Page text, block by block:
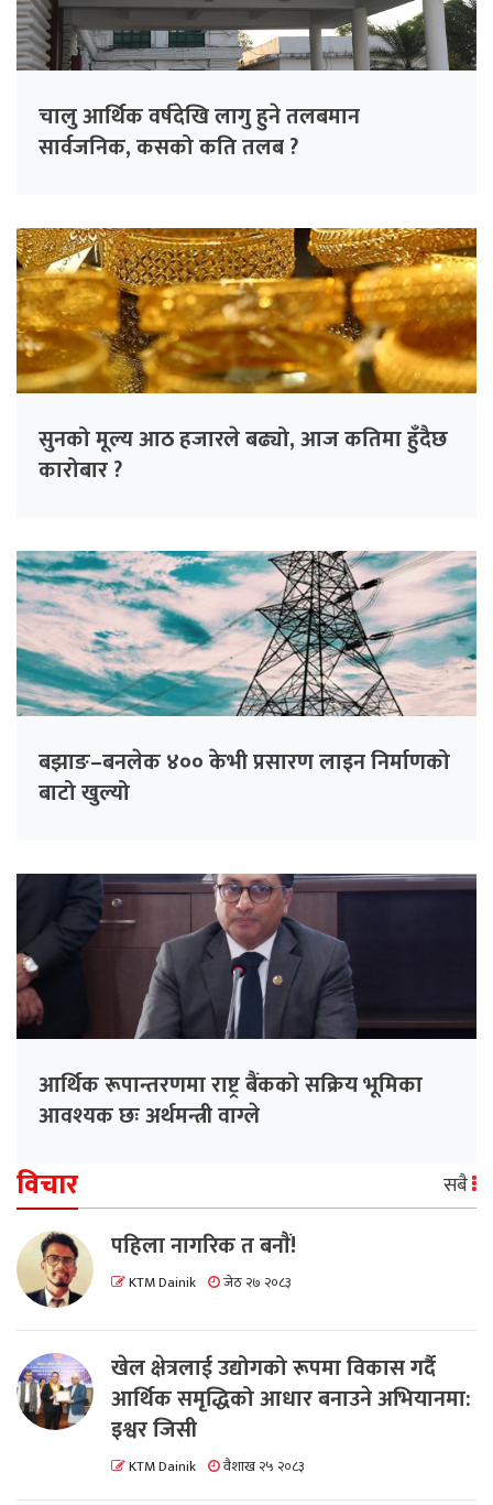
चालु आर्थिक वर्षदेखि लागु हुने तलबमान
सार्वजनिक, कसको कति तलब ?
सुनको मूल्य आठ हजारले बढ्यो, आज कतिमा हुँदैछ
कारोबार ?
बझाङ–बनलेक ४०० केभी प्रसारण लाइन निर्माणको
बाटो खुल्यो
आर्थिक रूपान्तरणमा राष्ट्र बैंकको सक्रिय भूमिका
आवश्यक छः अर्थमन्त्री वाग्ले
विचार सबै
पहिला नागरिक त बनाैं!
KTM Dainik जेठ २७ २०८३
खेल क्षेत्रलाई उद्योगको रूपमा विकास गर्दै
आर्थिक समृद्धिको आधार बनाउने अभियानमा:
इश्वर जिसी
KTM Dainik वैशाख २५ २०८३